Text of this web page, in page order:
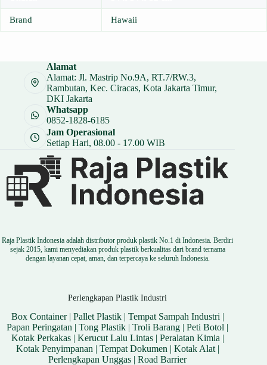
Brand Hawaii
Alamat
Alamat: Jl. Mastrip No.9A, RT.7/RW.3,
Rambutan, Kec. Ciracas, Kota Jakarta Timur,
DKI Jakarta
Whatsapp
0852-1828-6185
Jam Operasional
Setiap Hari, 08.00 - 17.00 WIB
Raja Plastik Indonesia adalah distributor produk plastik No.1 di Indonesia. Berdiri
sejak 2015, kami menyediakan produk plastik berkualitas dari brand ternama
dengan layanan cepat, aman, dan terpercaya ke seluruh Indonesia.
Perlengkapan Plastik Industri
Box Container| Pallet Plastik| Tempat Sampah Industri |
Papan Peringatan |Tong Plastik |Troli Barang |Peti Botol |
Kotak Perkakas| Kerucut Lalu Lintas| Peralatan Kimia |
Kotak Penyimpanan | Tempat Dokumen | Kotak Alat|
Perlengkapan Unggas |Road Barrier